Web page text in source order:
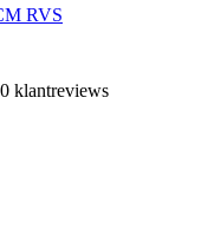
RVS
klantreviews